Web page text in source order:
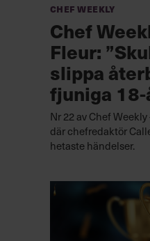
Chef Weekly
Chef
Fleur:
slippa
fjuniga 18-
Nr 22 av Chef
där chefredaktör
hetaste händelser.